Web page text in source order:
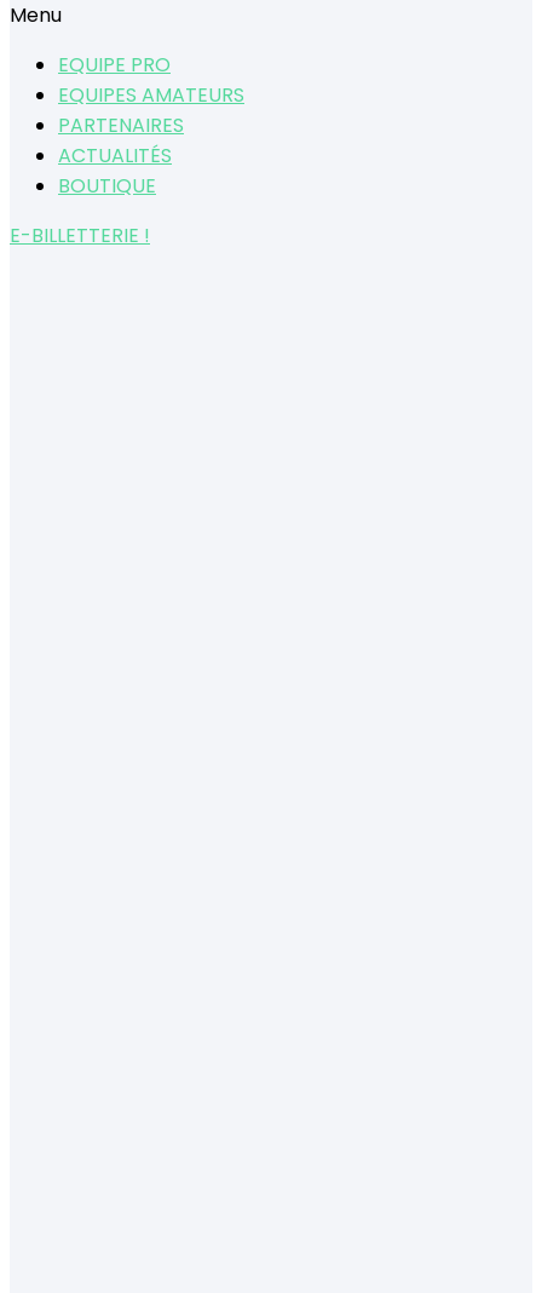
Menu
EQUIPE PRO
EQUIPES AMATEURS
PARTENAIRES
ACTUALITÉS
BOUTIQUE
E-BILLETTERIE !